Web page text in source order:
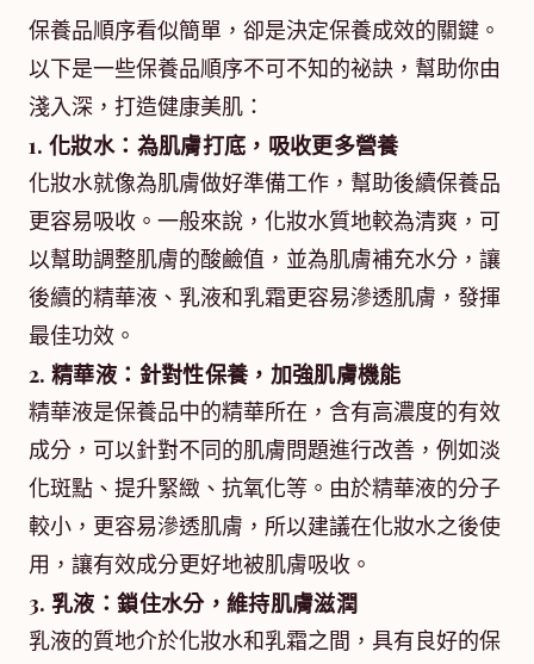
保養品順序看似簡單，卻是決定保養成效的關鍵。
以下是一些保養品順序不可不知的祕訣，幫助你由
淺入深，打造健康美肌：
1. 化妝水：為肌膚打底，吸收更多營養
化妝水就像為肌膚做好準備工作，幫助後續保養品
更容易吸收。一般來說，化妝水質地較為清爽，可
以幫助調整肌膚的酸鹼值，並為肌膚補充水分，讓
後續的精華液、乳液和乳霜更容易滲透肌膚，發揮
最佳功效。
2. 精華液：針對性保養，加強肌膚機能
精華液是保養品中的精華所在，含有高濃度的有效
成分，可以針對不同的肌膚問題進行改善，例如淡
化斑點、提升緊緻、抗氧化等。由於精華液的分子
較小，更容易滲透肌膚，所以建議在化妝水之後使
用，讓有效成分更好地被肌膚吸收。
3. 乳液：鎖住水分，維持肌膚滋潤
乳液的質地介於化妝水和乳霜之間，具有良好的保